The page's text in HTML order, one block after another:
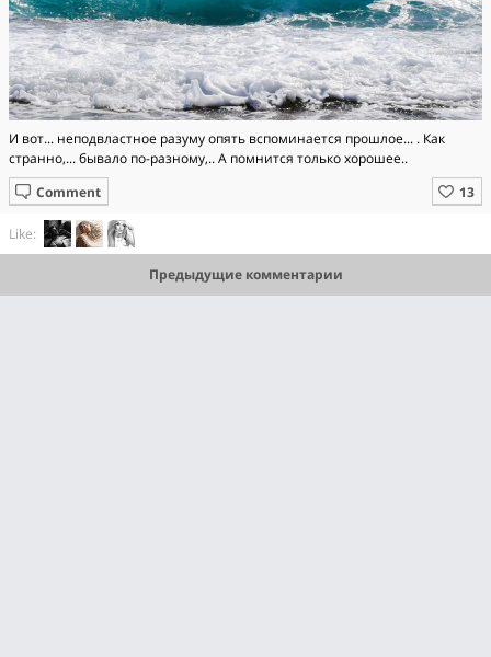
И вот... неподвластное разуму опять вспоминается прошлое... . Как
странно,... бывало по-разному,.. А помнится только хорошее..
Comment
Like:
Предыдущие комментарии